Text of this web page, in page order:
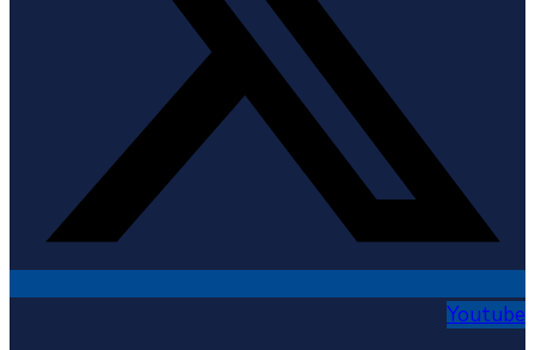
Youtube